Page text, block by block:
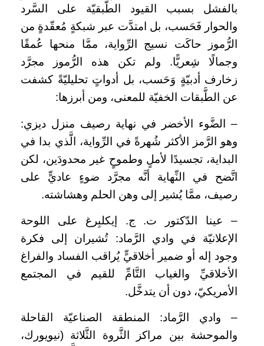
بالفشل بسبب القيود الطَّبقيّة على السَّرد
والحوار فَحَسب، بل امتدَّت عبر شبكةٍ مُعقّدةٍ من
الرُّموز حاكَت نسيج الرِّواية، ممَّا منحها عُمقًا
وجمالًا شِعريًّا. ولم تكن هذه الرُّموز مجرَّد
زخارف أدبيّةٍ وَحَسب، بل أدواتٍ تحليليّةً كشفت
عن الطَّبقات الخفيّة للمعنى، ومن أبرزها:
– الضَّوء الأخضر في نهاية رصيف منزل ديزي:
وهو الرَّمز الأكثر شُهرةً في الرِّواية، الَّذي بدا في
البداية، تجسيدًا لأملٍ وطموحٍ غير محدودَين، لكن
اتَّضح في النِّهاية أنَّه مجرَّد ضوءٍ عاديٍّ على
رصيف، ممَّا يُشير إلى وهن الحلم وهشاشته.
– عينا الدّكتور ت. ج. إيكلبِرغ على اللوحة
الإعلانيّة في وادي الرَّماد: تُشيران إلى فكرة
وجود إله أو ضمير أخلاقيٍّ يُراقب الفساد والفراغ
الأخلاقيِّ والغياب التَّامِّ للقيم في المجتمع
الأمريكيّ، دون أن يتدخَّل.
– وادي الرَّماد: المنطقة الصناعيّة القاحلة
والموحشة بين مراكز الثَّروة الثَّلاثة (نيويورك،